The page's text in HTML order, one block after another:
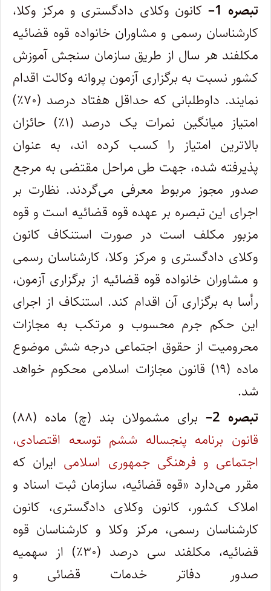
تبصره 1
– کانون وکلای دادگستری و مرکز وکلا،
کارشناسان رسمی و مشاوران خانواده قوه قضائیه
مکلفند هر سال از طریق سازمان سنجش آموزش
کشور نسبت به برگزاری آزمون پروانه وکالت اقدام
نمایند. داوطلبانی که حداقل هفتاد درصد (۷۰٪)
امتیاز میانگین نمرات یک درصد (۱٪) حائزان
بالاترین امتیاز را کسب کرده اند، به عنوان
پذیرفته شده، جهت طی مراحل مقتضی به مرجع
صدور مجوز مربوط معرفی می‌گردند. نظارت بر
اجرای این تبصره بر عهده قوه قضائیه است و قوه
مزبور مکلف است در صورت استنکاف کانون
وکلای دادگستری و مرکز وکلا، کارشناسان رسمی
و مشاوران خانواده قوه قضائیه از برگزاری آزمون،
رأسا به برگزاری آن اقدام کند. استنکاف از اجرای
این حکم جرم محسوب و مرتکب به مجازات
محرومیت از حقوق اجتماعی درجه شش موضوع
ماده (۱۹) قانون مجازات اسلامی محکوم خواهد
شد.
تبصره 2
– برای مشمولان بند (چ) ماده (۸۸)
قانون برنامه پنجساله ششم توسعه اقتصادی،
اجتماعی و فرهنگی جمهوری اسلامی ایران که
مقرر می‌دارد «قوه قضائیه، سازمان ثبت اسناد و
املاک کشور، کانون وکلای دادگستری، کانون
کارشناسان رسمی، مرکز وکلا و کارشناسان قوه
قضائیه، مکلفند سی درصد (۳۰٪) از سهمیه
صدور دفاتر خدمات قضائی و